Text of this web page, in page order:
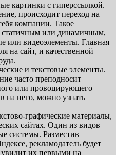
картинки с гиперссылкой.
происходит переход на
компании. Такое
статичным или динамичным,
или видеоэлементы. Главная
на сайт, и качественной
и текстовые элементы.
часто преподносит
или провоцирующего
на него, можно узнать
графические материалы,
сайтах. Один из видов
системы. Разместив
рекламодатель будет
увидит их первыми на